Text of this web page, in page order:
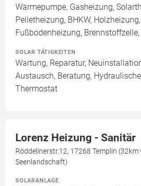
Wärmepumpe, Gasheizung,
Pelletheizung, BHKW,
Fußbodenheizung,
SOLAR TÄTIGKEITEN
Wartung, Reparatur,
Austausch, Beratung,
Thermostat
Lorenz Heizung - Sanitär
Röddelinerstr.12, 17268 Templin
Seenlandschaft)
SOLARANLAGE